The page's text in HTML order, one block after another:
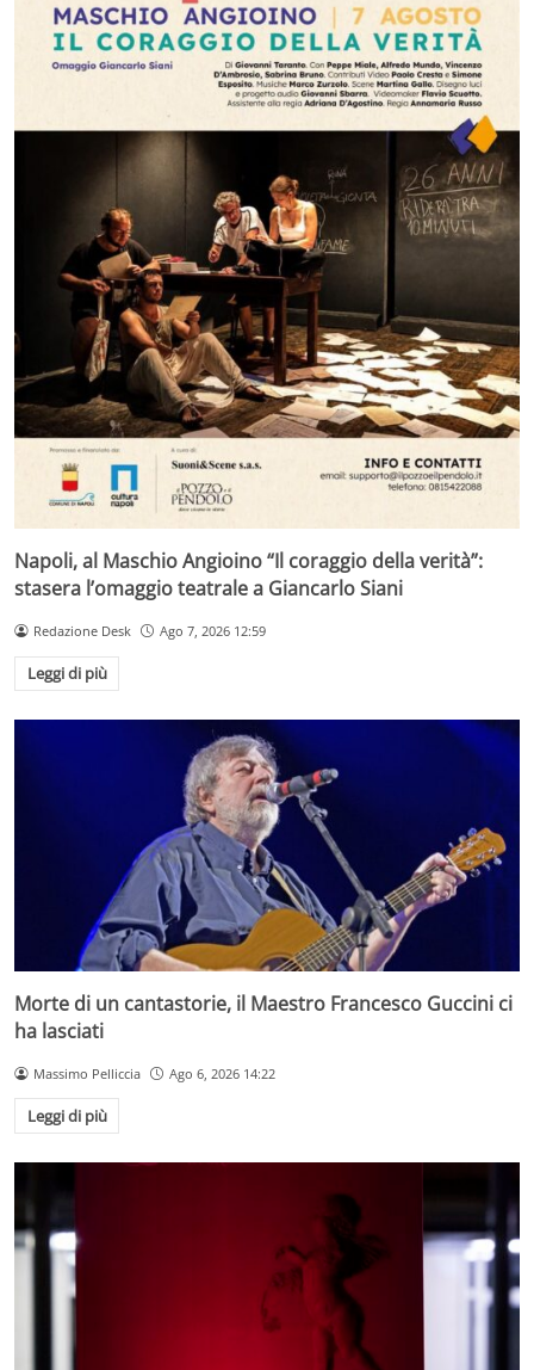
Napoli, al Maschio Angioino “Il coraggio della verità”:
stasera l’omaggio teatrale a Giancarlo Siani
Redazione Desk Ago 7, 2026 12:59
Leggi di più
Morte di un cantastorie, il Maestro Francesco Guccini ci
ha lasciati
Massimo Pelliccia Ago 6, 2026 14:22
Leggi di più